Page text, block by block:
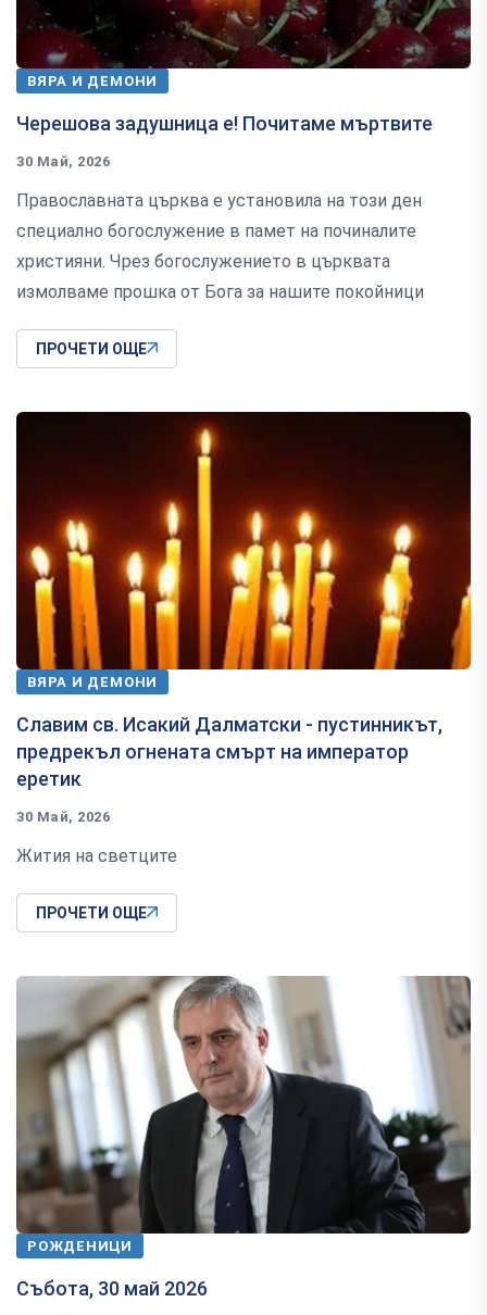
ВЯРА И ДЕМОНИ
Черешова задушница е! Почитаме мъртвите
30 Май, 2026
Православната църква е установила на този ден
специално богослужение в памет на починалите
християни. Чрез богослужението в църквата
измолваме прошка от Бога за нашите покойници
ПРОЧЕТИ ОЩЕ
ВЯРА И ДЕМОНИ
Славим св. Исакий Далматски - пустинникът,
предрекъл огнената смърт на император
еретик
30 Май, 2026
Жития на светците
ПРОЧЕТИ ОЩЕ
РОЖДЕНИЦИ
Събота, 30 май 2026